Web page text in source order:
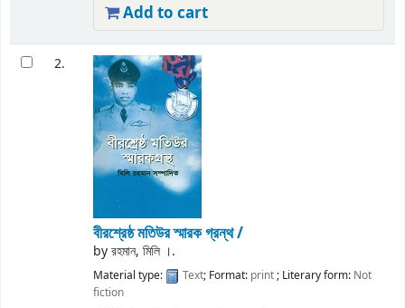
Add to cart
2.
বীরশ্রেষ্ঠ মতিউর স্মারক গ্রন্থ /
byরহমান, মিলি ।.
Material type: Text; Format: print; Literary form: Not
fiction